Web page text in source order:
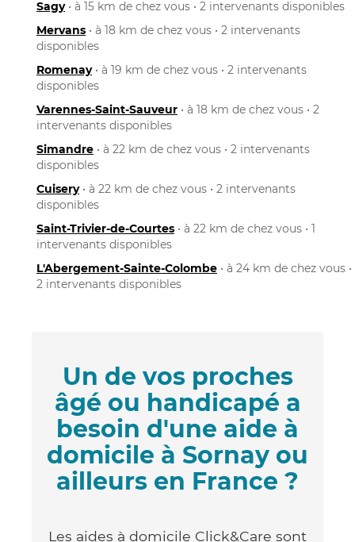
Sagy• à 15 km de chez vous • 2 intervenants disponibles
Mervans • à 18 km de chez vous • 2 intervenants
disponibles
Romenay• à 19 km de chez vous • 2 intervenants
disponibles
Varennes-Saint-Sauveur • à 18 km de chez vous • 2
intervenants disponibles
Simandre • à 22 km de chez vous • 2 intervenants
disponibles
Cuisery• à 22 km de chez vous • 2 intervenants
disponibles
Saint-Trivier-de-Courtes • à 22 km de chez vous • 1
intervenants disponibles
L'Abergement-Sainte-Colombe • à 24 km de chez vous •
2 intervenants disponibles
Un de vos proches
âgé ou handicapé a
besoin d'une aide à
domicile à Sornay ou
ailleurs en France ?
Les aides à domicile Click&Care sont